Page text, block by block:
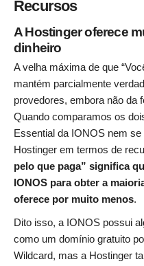
Recursos
A Hostinger oferece
dinheiro
A velha máxima de que
mantém parcialmente
provedores, embora não da
Quando comparamos os
Essential da IONOS nem
Hostinger em termos de
pelo que paga” significa
IONOS para obter a
oferece por muito menos.
Dito isso, a IONOS possui
como um domínio gratuito
Wildcard, mas a Hostinger